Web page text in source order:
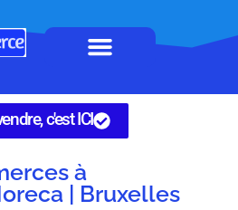
c'est ICI
à
| Bruxelles